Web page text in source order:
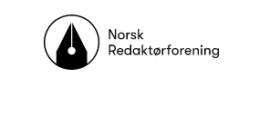
Til forsiden